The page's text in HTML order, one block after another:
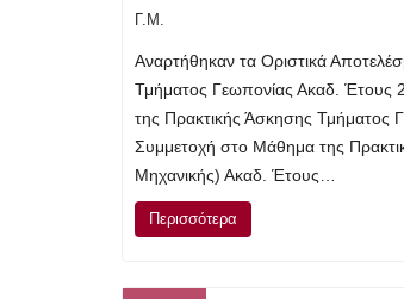
Γ.Μ.
Αναρτήθηκαν τα Οριστικά
Τμήματος Γεωπονίας Ακαδ. Έτους
της Πρακτικής Άσκησης Τμήματος
Συμμετοχή στο Μάθημα της
Μηχανικής) Ακαδ. Έτους…
Περισσότερα